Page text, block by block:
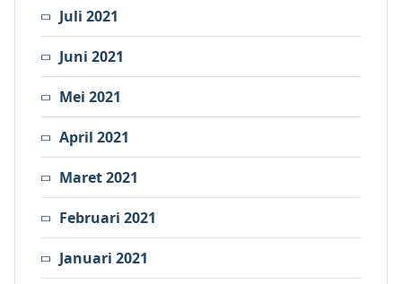
Juli 2021
Juni 2021
Mei 2021
April 2021
Maret 2021
Februari 2021
Januari 2021